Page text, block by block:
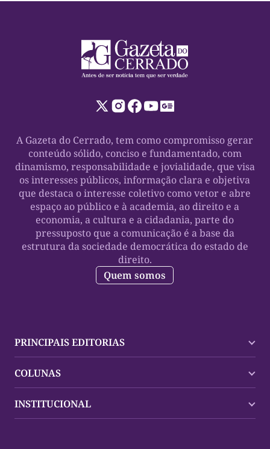
A Gazeta do Cerrado, tem como compromisso gerar
conteúdo sólido, conciso e fundamentado, com
dinamismo, responsabilidade e jovialidade, que visa
os interesses públicos, informação clara e objetiva
que destaca o interesse coletivo como vetor e abre
espaço ao público e à academia, ao direito e a
economia, a cultura e a cidadania, parte do
pressuposto que a comunicação é a base da
estrutura da sociedade democrática do estado de
direito.
Quem somos
PRINCIPAIS EDITORIAS
Últimas Notícias
Palmas
Mundo
COLUNAS
Trocando em Miúdos
Policial
INSTITUCIONAL